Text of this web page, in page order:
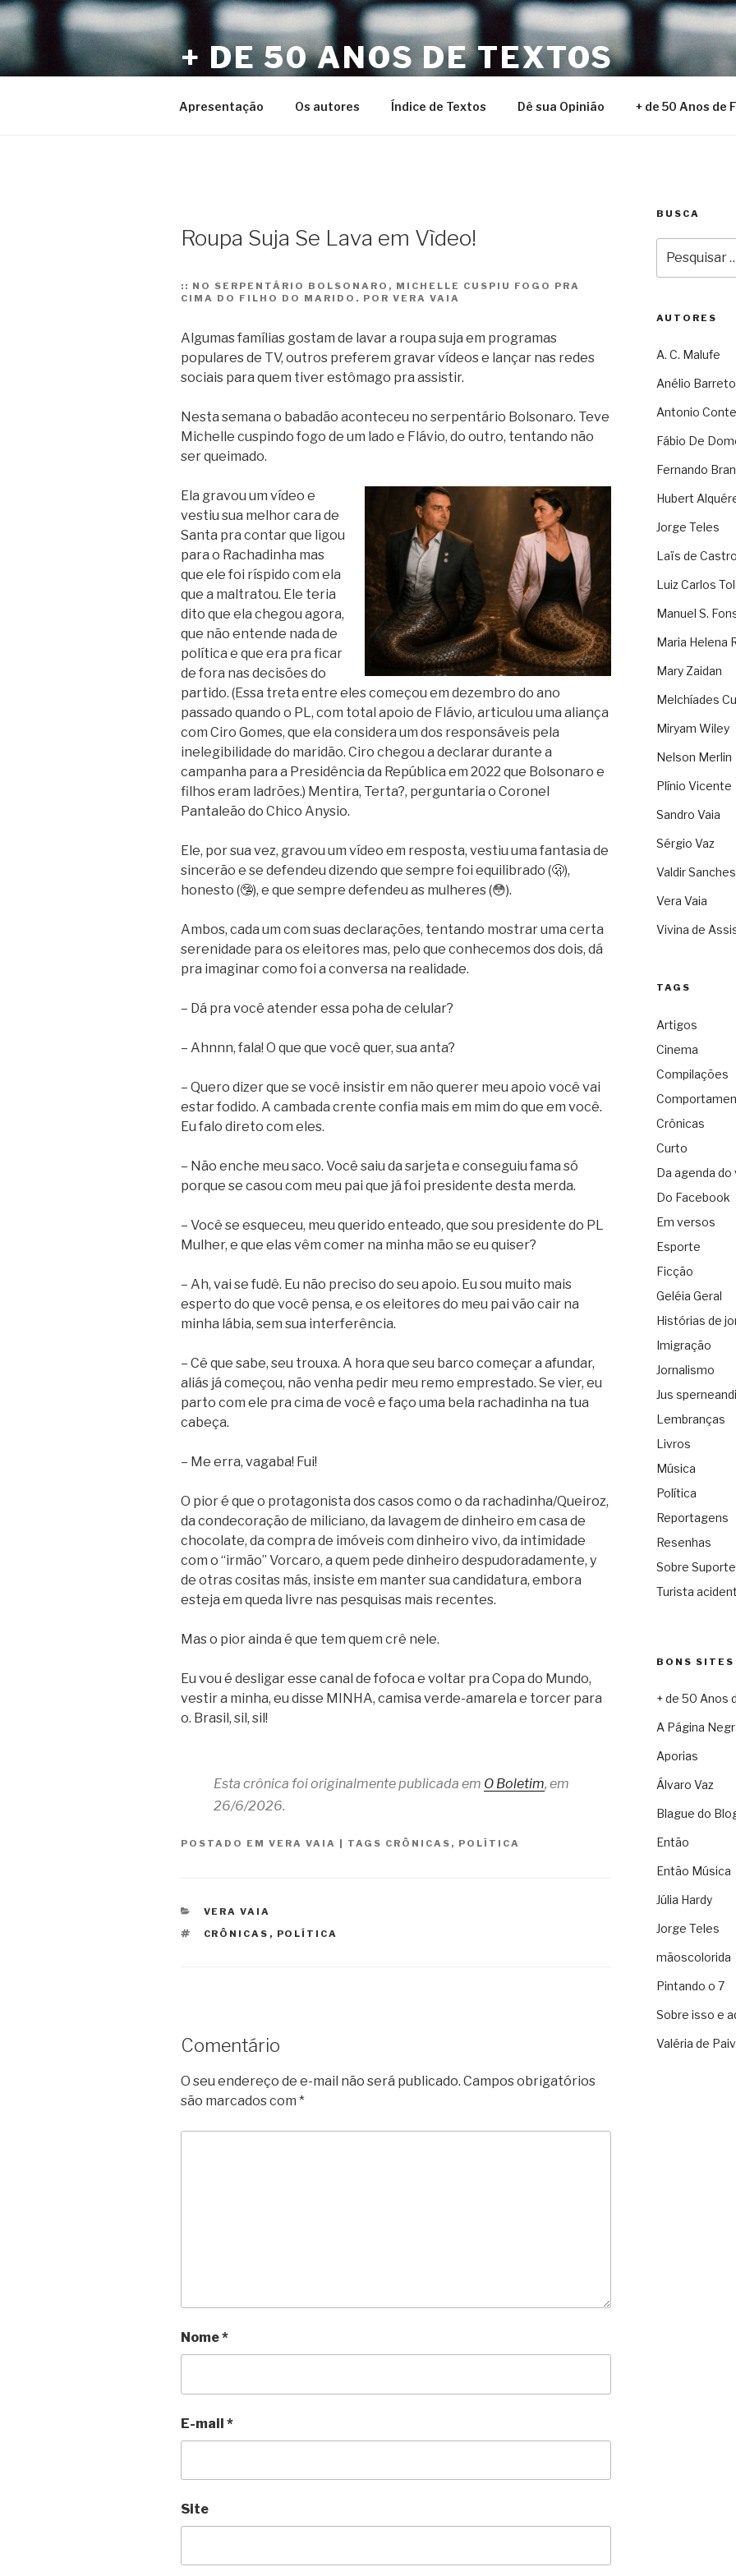
Pular
para
o
conteúdo
+ DE 50 ANOS DE TEXTOS
Apresentação Os autores Índice de Textos Dê sua Opinião + de 50 Anos de
Roupa Suja Se Lava em Vìdeo!
:: NO SERPENTÁRIO BOLSONARO, MICHELLE CUSPIU FOGO PRA
CIMA DO FILHO DO MARIDO. POR VERA VAIA
Algumas famílias gostam de lavar a roupa suja em programas
populares de TV, outros preferem gravar vídeos e lançar nas redes
sociais para quem tiver estômago pra assistir.
Nesta semana o babadão aconteceu no serpentário Bolsonaro. Teve
Michelle cuspindo fogo de um lado e Flávio, do outro, tentando não
ser queimado.
Ela gravou um vídeo e
vestiu sua melhor cara de
Santa pra contar que ligou
para o Rachadinha mas
que ele foi ríspido com ela
que a maltratou. Ele teria
dito que ela chegou agora,
que não entende nada de
política e que era pra ficar
de fora nas decisões do
partido. (Essa treta entre eles começou em dezembro do ano
passado quando o PL, com total apoio de Flávio, articulou uma aliança
com Ciro Gomes, que ela considera um dos responsáveis pela
inelegibilidade do maridão. Ciro chegou a declarar durante a
campanha para a Presidência da República em 2022 que Bolsonaro e
filhos eram ladrões.) Mentira, Terta?, perguntaria o Coronel
Pantaleão do Chico Anysio.
Ele, por sua vez, gravou um vídeo em resposta, vestiu uma fantasia de
sincerão e se defendeu dizendo que sempre foi equilibrado (🫢),
honesto (🤥), e que sempre defendeu as mulheres (😳).
Ambos, cada um com suas declarações, tentando mostrar uma certa
serenidade para os eleitores mas, pelo que conhecemos dos dois, dá
pra imaginar como foi a conversa na realidade.
– Dá pra você atender essa poha de celular?
– Ahnnn, fala! O que que você quer, sua anta?
– Quero dizer que se você insistir em não querer meu apoio você vai
estar fodido. A cambada crente confia mais em mim do que em você.
Eu falo direto com eles.
– Não enche meu saco. Você saiu da sarjeta e conseguiu fama só
porque se casou com meu pai que já foi presidente desta merda.
– Você se esqueceu, meu querido enteado, que sou presidente do PL
Mulher, e que elas vêm comer na minha mão se eu quiser?
– Ah, vai se fudê. Eu não preciso do seu apoio. Eu sou muito mais
esperto do que você pensa, e os eleitores do meu pai vão cair na
minha lábia, sem sua interferência.
– Cê que sabe, seu trouxa. A hora que seu barco começar a afundar,
aliás já começou, não venha pedir meu remo emprestado. Se vier, eu
parto com ele pra cima de você e faço uma bela rachadinha na tua
cabeça.
– Me erra, vagaba! Fui!
O pior é que o protagonista dos casos como o da rachadinha/Queiroz,
da condecoração de miliciano, da lavagem de dinheiro em casa de
chocolate, da compra de imóveis com dinheiro vivo, da intimidade
com o “irmão” Vorcaro, a quem pede dinheiro despudoradamente, y
de otras cositas más, insiste em manter sua candidatura, embora
esteja em queda livre nas pesquisas mais recentes.
Mas o pior ainda é que tem quem crê nele.
Eu vou é desligar esse canal de fofoca e voltar pra Copa do Mundo,
vestir a minha, eu disse MINHA, camisa verde-amarela e torcer para
o. Brasil, sil, sil!
Esta crônica foi originalmente publicada em O Boletim, em
26/6/2026.
POSTADO EM VERA VAIA | TAGS CRÔNICAS , POLÍTICA
CATEGORIAS
VERA VAIA
TAGS
CRÔNICAS , POLÍTICA
Comentário
O seu endereço de e-mail não será publicado. Campos obrigatórios
são marcados com *
Nome*
E-mail *
Site
BUSCA
por:
AUTORES
A. C. Malufe
Anélio Barreto
Antonio
Fábio De
Fernando
Hubert
Jorge Teles
Laïs de Castro
Luiz Carlos
Manuel S.
Maria Helena
Mary Zaidan
Melchíades
Miryam Wiley
Nelson Merlin
Plínio Vicente
Sandro Vaia
Sérgio Vaz
Valdir Sanches
Vera Vaia
Vivina de
TAGS
Artigos
Cinema
Compilações
Crônicas
Curto
Da agenda do
Do Facebook
Em versos
Esporte
Ficção
Geléia Geral
Histórias de
Imigração
Jornalismo
Jus sperneandi
Lembranças
Livros
Música
Política
Reportagens
Resenhas
Sobre
Turista
BONS SITES
+ de 50 Anos
A Página
Aporias
Álvaro Vaz
Blague do
Então
Então Música
Júlia Hardy
Jorge Teles
mãoscolorida
Pintando o 7
Sobre isso e
Valéria de